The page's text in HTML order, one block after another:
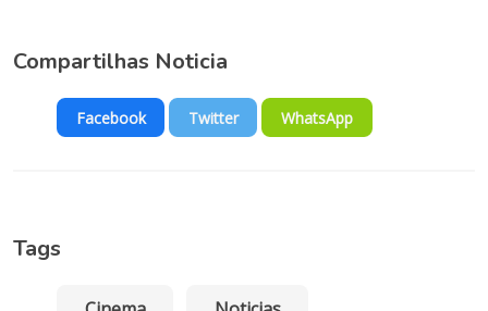
Compartilhas Noticia
Facebook Twitter WhatsApp
Tags